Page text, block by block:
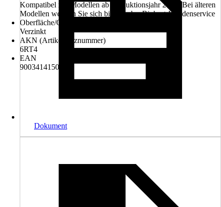
Kompatibel mit Modellen ab Produktionsjahr 2020. Bei älteren
Modellen wenden Sie sich bitte an den Biohort-Kundenservice
Oberfläche/Oberflächenbehandlung
Verzinkt
AKN (Artikelkurznummer)
6RT4
EAN
9003414150669
Dokument